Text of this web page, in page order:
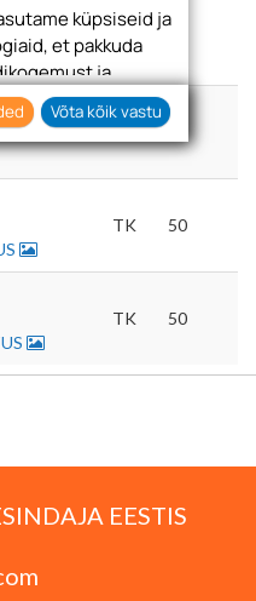
TK
TK
TK 50
TK 50
EESTIS
küpsiseid ja
et pakkuda
ja
kogumiseks ja
ja
oma nõusoleku
nuppu "Seaded".
Võta kõik vastu